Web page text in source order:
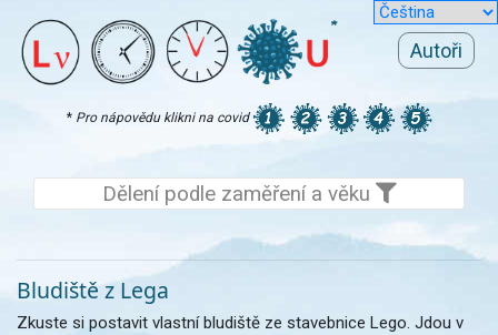
Autoři
* Pro nápovědu klikni na covid
Dělení podle zaměření a věku
Bludiště z Lega
Zkuste si postavit vlastní bludiště ze stavebnice Lego. Jdou v